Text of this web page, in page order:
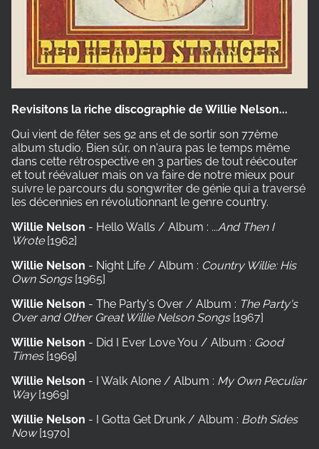
Revisitons la riche discographie de Willie Nelson...
Qui vient de fêter ses 92 ans et de sortir son 77ème
album studio. Bien sûr, on n'aura pas le temps même
dans cette rétrospective en 3 parties de tout réécouter
et tout réévaluer mais on va faire de notre mieux pour
suivre le parcours du songwriter de génie qui a traversé
les décennies en révolutionnant le genre country.
Willie Nelson - Hello Walls / Album : ...And Then I
Wrote [1962]
Willie Nelson - Night Life / Album : Country Willie: His
Own Songs [1965]
Willie Nelson - The Party's Over / Album : The Party's
Over and Other Great Willie Nelson Songs [1967]
Willie Nelson - Did I Ever Love You / Album : Good
Times [1969]
Willie Nelson - I Walk Alone / Album : My Own Peculiar
Way [1969]
Willie Nelson - I Gotta Get Drunk / Album : Both Sides
Now [1970]